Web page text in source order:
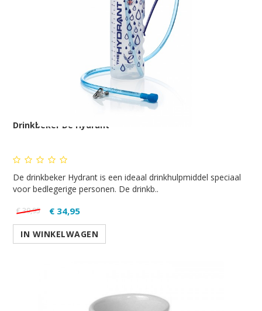
Drinkbeker De Hydrant
De drinkbeker Hydrant is een ideaal drinkhulpmiddel speciaal
voor bedlegerige personen. De drinkb..
€ 39,95 € 34,95
IN WINKELWAGEN